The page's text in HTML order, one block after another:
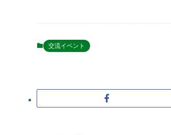
交流イベント